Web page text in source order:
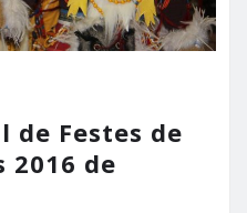
de Festes de
2016 de